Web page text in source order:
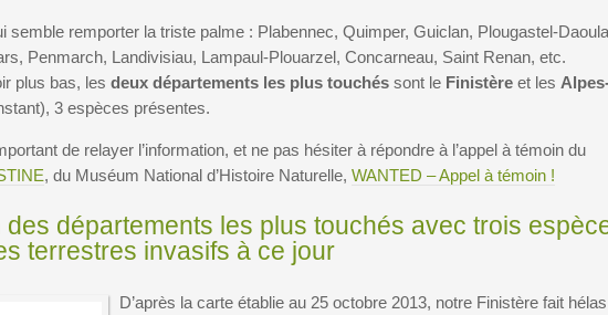
semble remporter la triste palme : Plabennec, Quimper, Guiclan, Plougastel-
Penmarch, Landivisiau, Lampaul-Plouarzel, Concarneau, Saint Renan, etc.
plus bas, les deux départements les plus touchés sont le Finistère et les
3 espèces présentes.
de relayer l’information, et ne pas hésiter à répondre à l’appel à témoin du
, du Muséum National d’Histoire Naturelle, WANTED – Appel à témoin !
des départements les plus touchés avec trois
terrestres invasifs à ce jour
D’après la carte établie au 25 octobre 2013, notre Finistère fait hélas